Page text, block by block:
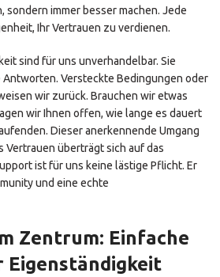
sondern immer besser machen. Jede
Ihr Vertrauen zu verdienen.
sind für uns unverhandelbar. Sie
Antworten. Versteckte Bedingungen oder
wir zurück. Brauchen wir etwas
wir Ihnen offen, wie lange es dauert
Dieser anerkennende Umgang
Vertrauen überträgt sich auf das
ist für uns keine lästige Pflicht. Er
und eine echte
Zentrum: Einfache
Eigenständigkeit